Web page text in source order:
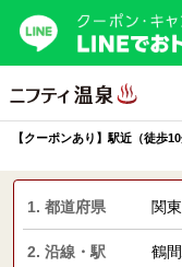
【クーポンあり】駅近（徒歩
1. 都道府県 関
2. 沿線・駅 鶴